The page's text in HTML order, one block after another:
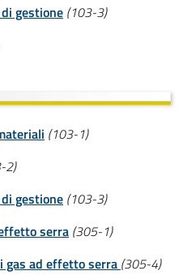
gestione (103-3)
(103-1)
2)
gestione (103-3)
serra (305-1)
gas ad effetto serra (305-4)